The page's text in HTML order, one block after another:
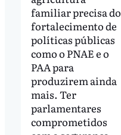
familiar precisa do
fortalecimento de
políticas públicas
como o PNAE e o
PAA para
produzirem ainda
mais. Ter
parlamentares
comprometidos